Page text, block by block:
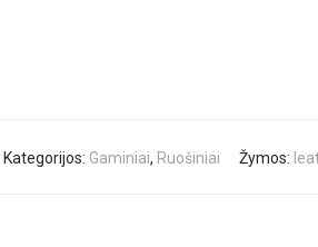
Kategorijos: Gaminiai, Ruošiniai Žymos: